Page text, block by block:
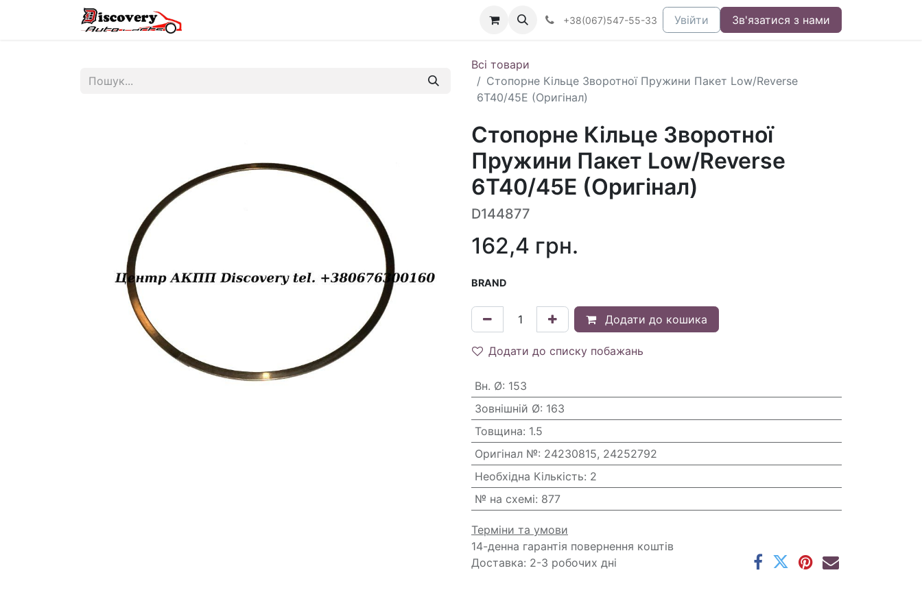
+38(067)547-55-33 Увійти Зв'язатися з нами
Всі товари
Стопорне Кільце Зворотної Пружини Пакет Low/Reverse
6T40/45E (Оригінал)
Стопорне Кільце Зворотної
Пружини Пакет Low/Reverse
6T40/45E (Оригінал)
D144877
162,4 грн.
BRAND
Додати до кошика
Додати до списку побажань
Вн. Ø: 153
Зовнішній Ø: 163
Товщина: 1.5
Оригінал №: 24230815, 24252792
Необхідна Кількість: 2
№ на схемі: 877
Терміни та умови
14-денна гарантія повернення коштів
Доставка: 2-3 робочих дні